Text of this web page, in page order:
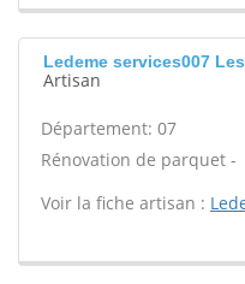
Ledeme services007
Artisan
Département: 07
Rénovation de parquet -
Voir la fiche artisan :